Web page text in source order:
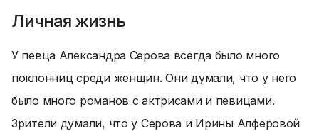
Личная жизнь
У певца Александра Серова всегда было много
поклонниц среди женщин. Они думали, что у него
было много романов с актрисами и певицами.
Зрители думали, что у Серова и Ирины Алферовой